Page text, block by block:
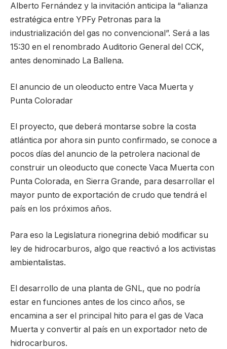
Alberto Fernández y la invitación anticipa la “alianza
estratégica entre YPFy Petronas para la
industrialización del gas no convencional”. Será a las
15:30 en el renombrado Auditorio General del CCK,
antes denominado La Ballena.
El anuncio de un oleoducto entre Vaca Muerta y
Punta Coloradar
El proyecto, que deberá montarse sobre la costa
atlántica por ahora sin punto confirmado, se conoce a
pocos días del anuncio de la petrolera nacional de
construir un oleoducto que conecte Vaca Muerta con
Punta Colorada, en Sierra Grande, para desarrollar el
mayor punto de exportación de crudo que tendrá el
país en los próximos años.
Para eso la Legislatura rionegrina debió modificar su
ley de hidrocarburos, algo que reactivó a los activistas
ambientalistas.
El desarrollo de una planta de GNL, que no podría
estar en funciones antes de los cinco años, se
encamina a ser el principal hito para el gas de Vaca
Muerta y convertir al país en un exportador neto de
hidrocarburos.